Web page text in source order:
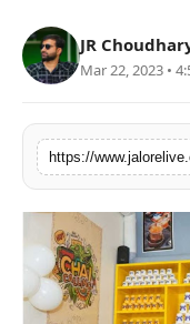
विशेष JR
Mar 22, 2023 •